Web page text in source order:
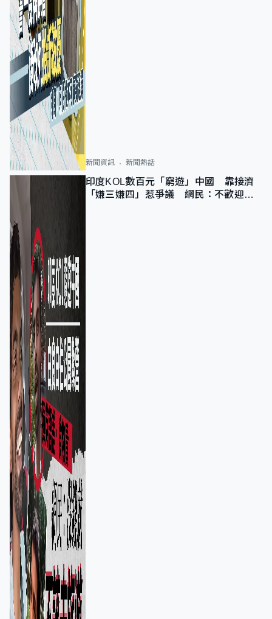
新聞資訊 新聞熱話
印度KOL數百元「窮遊」中國 靠接濟
「嫌三嫌四」惹爭議 網民：不歡迎劣